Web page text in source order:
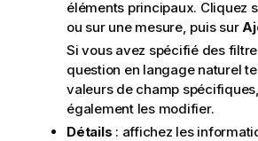
éléments principaux. Cliquez
ou sur une mesure, puis sur
Si vous avez spécifié des
question en langage naturel
valeurs de champ
également les modifier.
Détails : affichez les